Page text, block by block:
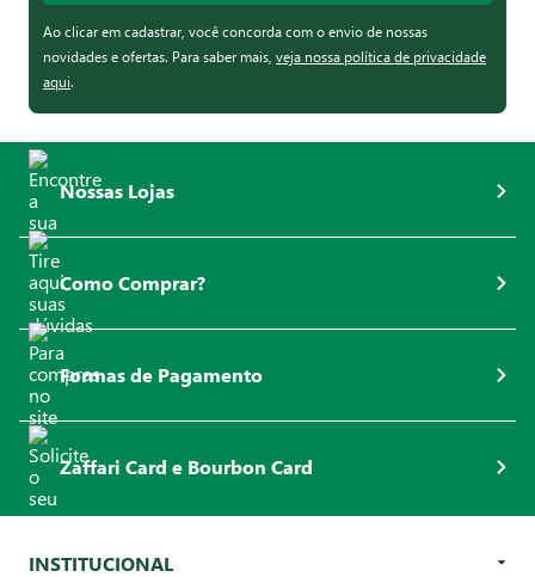
Ao clicar em cadastrar, você concorda com o envio de nossas
novidades e ofertas. Para saber mais, veja nossa política de privacidade
aqui.
Nossas Lojas
Como Comprar?
Formas de Pagamento
Zaffari Card e Bourbon Card
INSTITUCIONAL